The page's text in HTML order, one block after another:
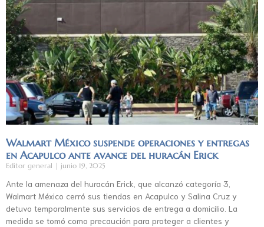
Walmart México suspende operaciones y entregas
en Acapulco ante avance del huracán Erick
Editor general junio 19, 2025
Ante la amenaza del huracán Erick, que alcanzó categoría 3,
Walmart México cerró sus tiendas en Acapulco y Salina Cruz y
detuvo temporalmente sus servicios de entrega a domicilio. La
medida se tomó como precaución para proteger a clientes y